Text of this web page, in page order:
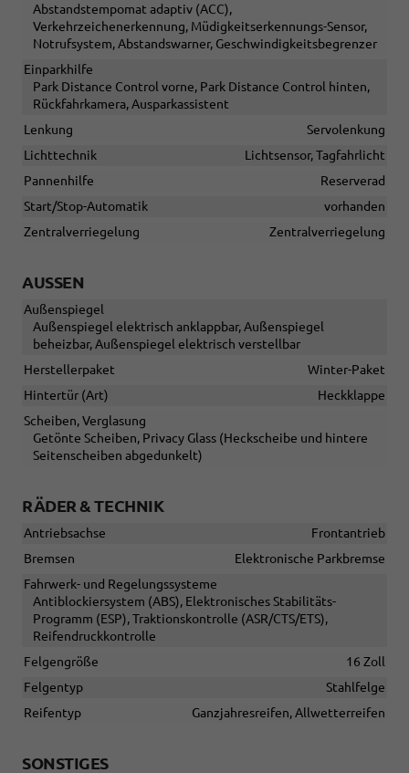
Abstandstempomat adaptiv (ACC),
Verkehrzeichenerkennung, Müdigkeitserkennungs-Sensor,
Notrufsystem, Abstandswarner, Geschwindigkeitsbegrenzer
Einparkhilfe
Park Distance Control vorne, Park Distance Control hinten,
Rückfahrkamera, Ausparkassistent
Lenkung
Servolenkung
Lichttechnik
Lichtsensor, Tagfahrlicht
Pannenhilfe
Reserverad
Start/Stop-Automatik
vorhanden
Zentralverriegelung
Zentralverriegelung
AUSSEN
Außenspiegel
Außenspiegel elektrisch anklappbar, Außenspiegel
beheizbar, Außenspiegel elektrisch verstellbar
Herstellerpaket
Winter-Paket
Hintertür (Art)
Heckklappe
Scheiben, Verglasung
Getönte Scheiben, Privacy Glass (Heckscheibe und hintere
Seitenscheiben abgedunkelt)
RÄDER & TECHNIK
Antriebsachse
Frontantrieb
Bremsen
Elektronische Parkbremse
Fahrwerk- und Regelungssysteme
Antiblockiersystem (ABS), Elektronisches Stabilitäts-
Programm (ESP), Traktionskontrolle (ASR/CTS/ETS),
Reifendruckkontrolle
Felgengröße
16 Zoll
Felgentyp
Stahlfelge
Reifentyp
Ganzjahresreifen, Allwetterreifen
SONSTIGES